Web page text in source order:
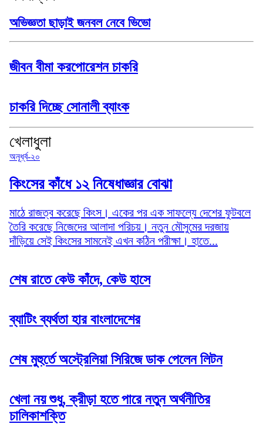
অভিজ্ঞতা ছাড়াই জনবল নেবে ভিভো
জীবন বীমা করপোরেশন চাকরি
চাকরি দিচ্ছে সোনালী ব্যাংক
খেলাধুলা
অনূর্ধ্ব-২০
কিংসের কাঁধে ১২ নিষেধাজ্ঞার বোঝা
মাঠে রাজত্ব করেছে কিংস। একের পর এক সাফল্যে দেশের ফুটবলে
তৈরি করেছে নিজেদের আলাদা পরিচয়। নতুন মৌসুমের দরজায়
দাঁড়িয়ে সেই কিংসের সামনেই এখন কঠিন পরীক্ষা। হাতে...
শেষ রাতে কেউ কাঁদে, কেউ হাসে
ব্যাটিং ব্যর্থতা হার বাংলাদেশের
শেষ মুহুর্তে অস্ট্রেলিয়া সিরিজে ডাক পেলেন লিটন
খেলা নয় শুধু, ক্রীড়া হতে পারে নতুন অর্থনীতির
চালিকাশক্তি